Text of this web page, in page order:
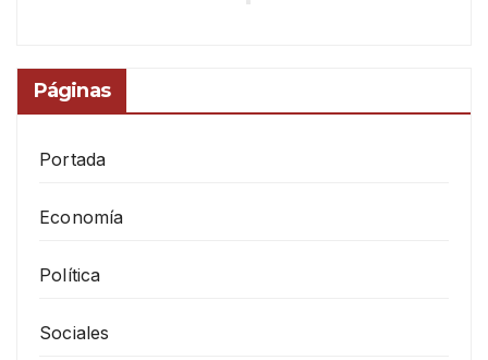
Páginas
Portada
Economía
Política
Sociales